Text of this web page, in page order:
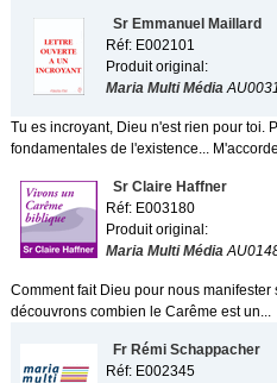
Sr Emmanuel Maillard
Réf: E002101
Produit original:
Maria Multi Média
Tu es incroyant, Dieu n'est rien pour toi.
fondamentales de l'existence...
Sr Claire Haffner
Réf: E003180
Produit original:
Maria Multi Média
Comment fait Dieu pour nous
découvrons combien le Carême est un...
Fr Rémi Schappacher
Réf: E002345